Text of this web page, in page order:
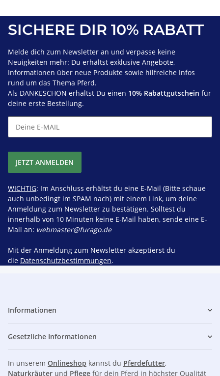
SICHERE DIR 10% RABATT
Melde dich zum Newsletter an und verpasse keine
Neuigkeiten mehr: Du erhältst exklusive Angebote,
Informationen über neue Produkte sowie hilfreiche Infos
rund um das Thema Pferd.
Als DANKESCHÖN erhältst Du einen 10% Rabattgutschein für
deine erste Bestellung.
JETZT ANMELDEN
WICHTIG: Im Anschluss erhältst du eine E-Mail (Bitte schaue
auch unbedingt im SPAM nach) mit einem Link, um deine
Anmeldung zum Newsletter zu bestätigen. Solltest du
innerhalb von 10 Minuten keine E-Mail haben, sende eine E-
Mail an: webmaster@furago.de
Mit der Anmeldung zum Newsletter akzeptierst du
die Datenschutzbestimmungen.
Informationen
Gesetzliche Informationen
In unserem Onlineshop kannst du Pferdefutter,
Naturkräuter und Pflege für dein Pferd in höchster Qualität